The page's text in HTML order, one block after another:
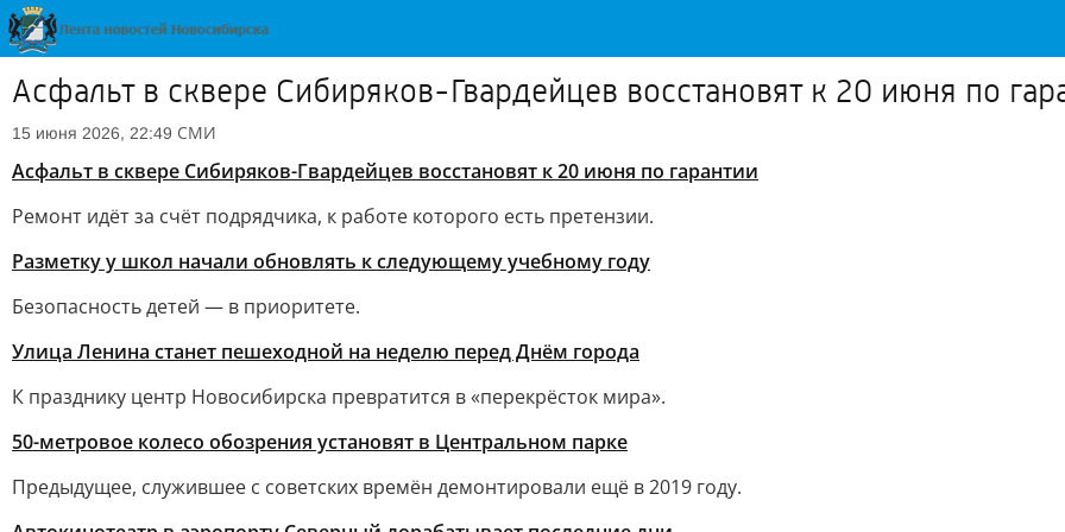
Асфальт в сквере Сибиряков-Гвардейцев восстановят к 20 июня по
15 июня 2026, 22:49 СМИ
Асфальт в сквере Сибиряков-Гвардейцев восстановят к 20 июня по гарантии
Ремонт идёт за счёт подрядчика, к работе которого есть претензии.
Разметку у школ начали обновлять к следующему учебному году
Безопасность детей — в приоритете.
Улица Ленина станет пешеходной на неделю перед Днём города
К празднику центр Новосибирска превратится в «перекрёсток мира».
50-метровое колесо обозрения установят в Центральном парке
Предыдущее, служившее с советских времён демонтировали ещё в 2019 году.